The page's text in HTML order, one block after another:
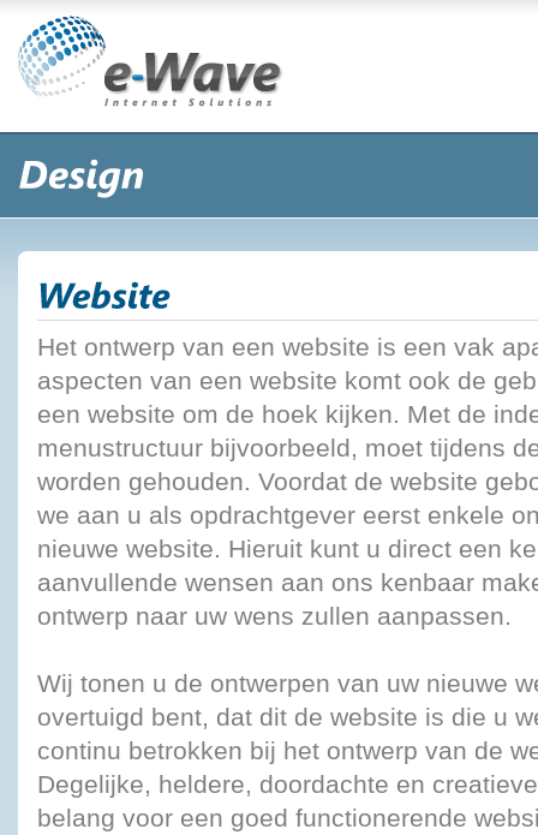
Het ontwerp van een website is een vak
aspecten van een website komt ook de
een website om de hoek kijken. Met de
menustructuur bijvoorbeeld, moet tijdens
worden gehouden. Voordat de website
we aan u als opdrachtgever eerst enkele
nieuwe website. Hieruit kunt u direct een
aanvullende wensen aan ons kenbaar
ontwerp naar uw wens zullen aanpassen.
Wij tonen u de ontwerpen van uw nieuwe
overtuigd bent, dat dit de website is die u
continu betrokken bij het ontwerp van de
Degelijke, heldere, doordachte en
belang voor een goed functionerende